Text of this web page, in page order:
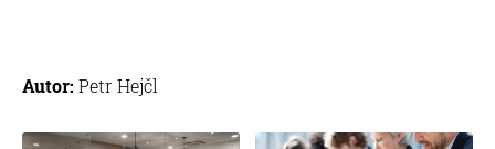
Autor: Petr Hejčl